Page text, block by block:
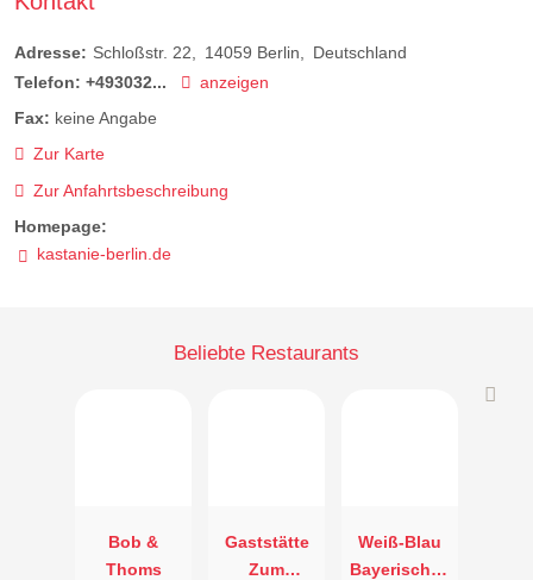
Adresse: Schloßstr. 22 14059 Berlin
Deutschland
Telefon: +493032...
anzeigen
Fax: keine Angabe
Zur Karte
Zur Anfahrtsbeschreibung
Homepage:
kastanie-berlin.de
Beliebte Restaurants
Bob &
Thoms
Gaststätte
Zum
Weiß-Blau
Bayerisches